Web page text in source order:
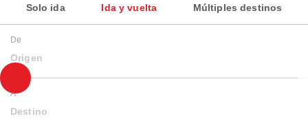
Solo ida Ida y vuelta Múltiples destinos
De
Origen
A
Destino